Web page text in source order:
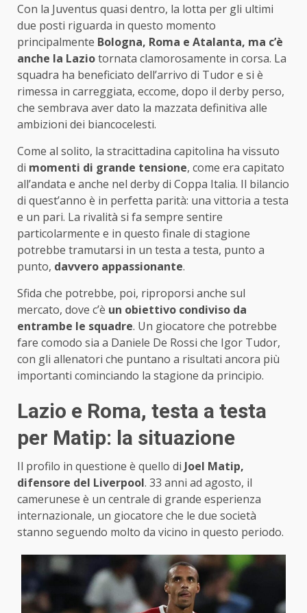
Con la Juventus quasi dentro, la lotta per gli ultimi
due posti riguarda in questo momento
principalmente Bologna, Roma e Atalanta, ma c’è
anche la Laziotornata clamorosamente in corsa. La
squadra ha beneficiato dell’arrivo di Tudor e si è
rimessa in carreggiata, eccome, dopo il derby perso,
che sembrava aver dato la mazzata definitiva alle
ambizioni dei biancocelesti.
Come al solito, la stracittadina capitolina ha vissuto
di momenti di grande tensione, come era capitato
all’andata e anche nel derby di Coppa Italia. Il bilancio
di quest’anno è in perfetta parità: una vittoria a testa
e un pari. La rivalità si fa sempre sentire
particolarmente e in questo finale di stagione
potrebbe tramutarsi in un testa a testa, punto a
punto, davvero appassionante.
Sfida che potrebbe, poi, riproporsi anche sul
mercato, dove c’è un obiettivo condiviso da
entrambe le squadre. Un giocatore che potrebbe
fare comodo sia a Daniele De Rossi che Igor Tudor,
con gli allenatori che puntano a risultati ancora più
importanti cominciando la stagione da principio.
Lazio e Roma, testa a testa
per Matip: la situazione
Il profilo in questione è quello di Joel Matip,
difensore del Liverpool. 33 anni ad agosto, il
camerunese è un centrale di grande esperienza
internazionale, un giocatore che le due società
stanno seguendo molto da vicino in questo periodo.